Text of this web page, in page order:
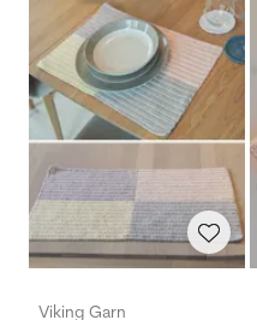
Viking Garn